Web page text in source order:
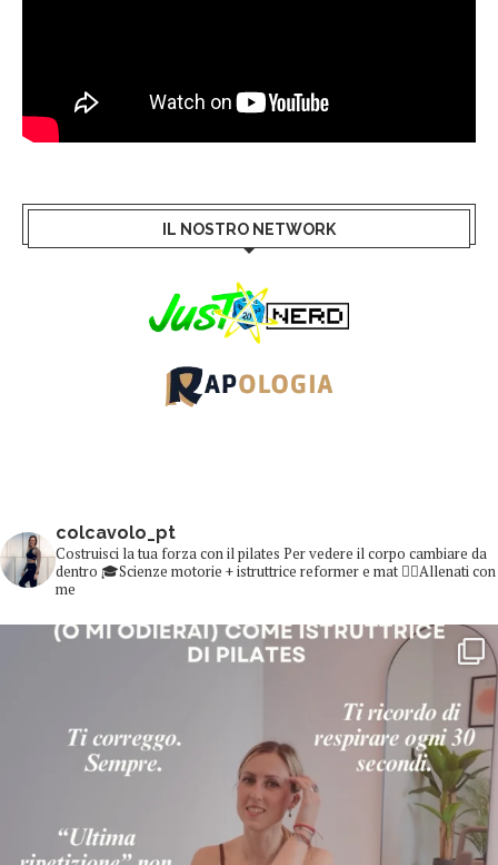
IL NOSTRO NETWORK
colcavolo_pt
Costruisci la tua forza con il pilates Per vedere il corpo cambiare da
dentro 🎓Scienze motorie + istruttrice reformer e mat 👇🏻Allenati con
me